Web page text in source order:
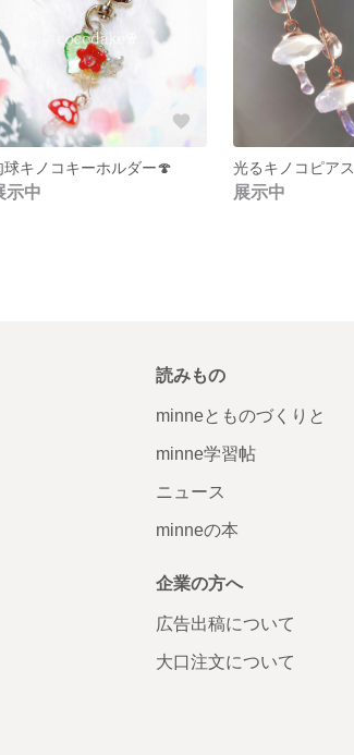
球キノコキーホルダー🍄
示中
光るキノコピアス
展示中
読みもの
minneとものづくりと
minne学習帖
ニュース
minneの本
企業の方へ
広告出稿について
大口注文について